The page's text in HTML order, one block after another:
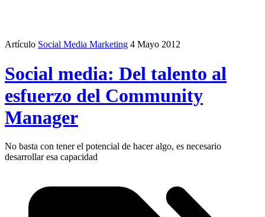
Artículo Social Media Marketing 4 Mayo 2012
Social media: Del talento al
esfuerzo del Community
Manager
No basta con tener el potencial de hacer algo, es necesario
desarrollar esa capacidad